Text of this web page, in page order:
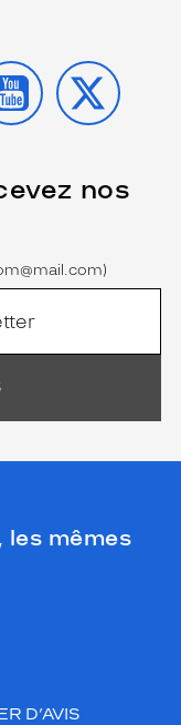
X
nos
les mêmes
D’AVIS